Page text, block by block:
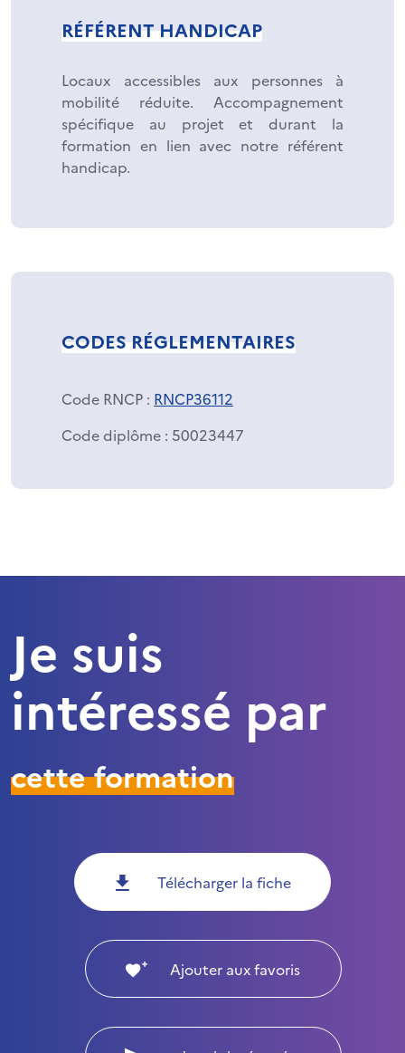
RÉFÉRENT HANDICAP
Locaux accessibles aux personnes à
mobilité réduite. Accompagnement
spécifique au projet et durant la
formation en lien avec notre référent
handicap.
CODES RÉGLEMENTAIRES
Code RNCP : RNCP36112
Code diplôme : 50023447
Je suis
intéressé par
cette formation
Télécharger la fiche
Ajouter aux favoris